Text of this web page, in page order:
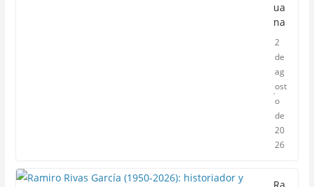
ua
na
2
de
ag
ost
o
de
20
26